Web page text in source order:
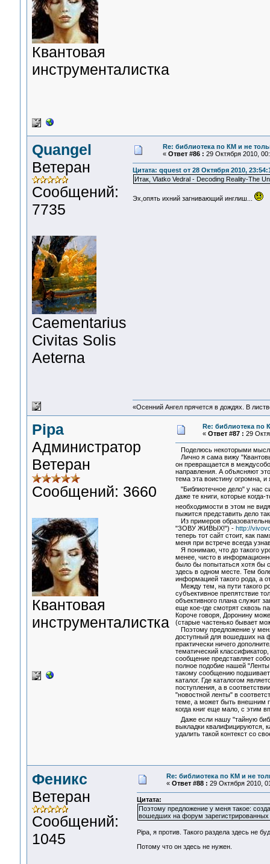
Квантовая
инструменталистка
Quangel
Ветеран
Сообщений:
7735
Сaementarius
Civitas Solis
Aeterna
Re: библиотека по КМ и не
« Ответ #86 : 29 Октября 2010,
Цитата: qquest от 28 Октября 2010,
Итак, Vlatko Vedral - Decoding Reality-The
Эх,опять ихний загнивающий инглиш...
«Осенний Ангел прячется в дождях. В
Pipa
Администратор
Ветеран
Сообщений: 3660
Квантовая
инструменталистка
Re: библиотека по
« Ответ #87 : 29
Поделюсь некоторыми
Лично я сама вижу
он превращается в
направления. А объясняют
тема эта воистину огромна,
"Библиотечное дело" у нас
даже те книги, которые
необходимости в этом не
пыжится представить дело
Из примеров
"ЗОВУ ЖИВЫХ!") - http://
теперь тот сайт стоит, как
меня при встрече всегда
Я понимаю, что до такого
менее, чисто в
было бы попытаться хотя бы
здесь в одном месте. Тем
информацией такого рода, а
Между тем, на пути такого
субъективное препятствие
объективного плана служит
еще кое-где смотрят сквозь
Короче говоря, Доронину
(старые частенько бывает
Поэтому предложение у
доступный для вошедших на
практически ничего
тематический
сообщение представляет
полное подобие нашей
такому сообщению
каталог. Где каталогом
поступления, а в
"новостной ленты" в
теме, а может быть внешним
когда книг еще мало, с этим
Даже если нашу "тайную
выкладки квалифицируются,
удалить такой контекст со
Феникс
Ветеран
Сообщений:
1045
Re: библиотека по КМ и не
« Ответ #88 : 29 Октября 2010,
Цитата:
Поэтому предложение у меня такое:
вошедших на форум зарегистрированных
Pipa, я против. Такого раздела здесь не
Потому что он здесь не нужен.